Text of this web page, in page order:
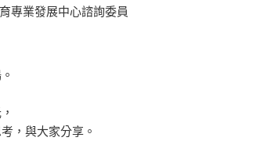
專業發展中心諮詢委員
，與大家分享。